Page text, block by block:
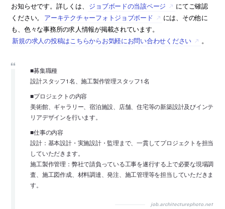
お知らせです。詳しくは、
ジョブボードの当該ページ
にてご確認
ください。
アーキテクチャーフォトジョブボード
には、その他に
も、色々な事務所の求人情報が掲載されています。
新規の求人の投稿はこちらからお気軽にお問い合わせください
。
■募集職種
設計スタッフ1名、施工製作管理スタッフ1名
■プロジェクトの内容
美術館、ギャラリー、宿泊施設、店舗、住宅等の新築設計及びインテ
リアデザインを行います。
■仕事の内容
設計：基本設計・実施設計・監理まで、一貫してプロジェクトを担当
していただきます。
施工製作管理：弊社で請負っている工事を遂行する上で必要な現場調
査、施工図作成、材料調達、発注、施工管理等を担当していただきま
す。
job.architecturephoto.net